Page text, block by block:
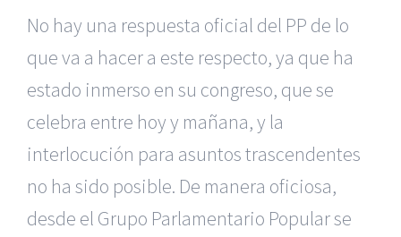
No hay una respuesta oficial del PP de lo
que va a hacer a este respecto, ya que ha
estado inmerso en su congreso, que se
celebra entre hoy y mañana, y la
interlocución para asuntos trascendentes
no ha sido posible. De manera oficiosa,
desde el Grupo Parlamentario Popular se